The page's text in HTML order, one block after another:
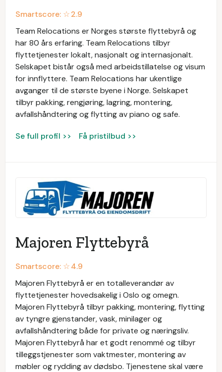
Smartscore: ☆2.9
Team Relocations er Norges største flyttebyrå og
har 80 års erfaring. Team Relocations tilbyr
flyttetjenester lokalt, nasjonalt og internasjonalt.
Selskapet bistår også med arbeidstillatelse og visum
for innflyttere. Team Relocations har ukentlige
avganger til de største byene i Norge. Selskapet
tilbyr pakking, rengjøring, lagring, montering,
avfallshåndtering og flytting av piano og safe.
Se full profil >> Få pristilbud >>
Majoren Flyttebyrå
Smartscore: ☆4.9
Majoren Flyttebyrå er en totalleverandør av
flyttetjenester hovedsakelig i Oslo og omegn.
Majoren Flyttebyrå tilbyr pakking, montering, flytting
av tyngre gjenstander, vask, minilager og
avfallshåndtering både for private og næringsliv.
Majoren Flyttebyrå har et godt renommé og tilbyr
tilleggstjenester som vaktmester, montering av
møbler og rydding av dødsbo. Tjenestene skal være